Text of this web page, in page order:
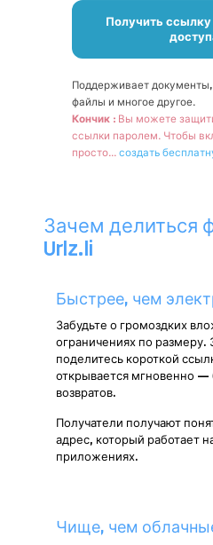
р
е
а
й
л
д
л
г
р
к
Получить
Поддерживает
файлы и многое другое.
Кончик : Вы можете
ссылки паролем. Чтобы
просто...создать
Зачем делиться
Urlz.li
Быстрее, чем
Забудьте о громоздких
ограничениях по размеру.
поделитесь короткой
открывается мгновенно —
возвратов.
Получатели получают
адрес, который работает
приложениях.
Чище, чем